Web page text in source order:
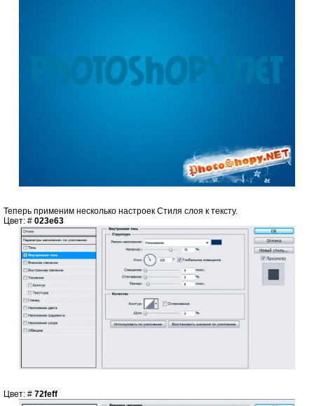
Теперь применим несколько настроек Стиля слоя к тексту.
Цвет: # 023e63
Цвет: # 72feff